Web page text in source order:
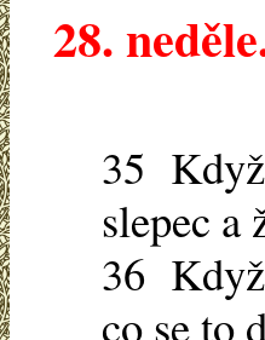
28.
35 Když
slepec a
36 Když
co se to